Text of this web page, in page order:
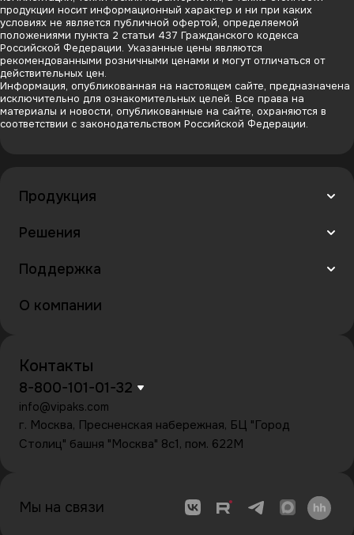
продукции носит информационный характер и ни при каких
условиях не является публичной офертой, определяемой
положениями пункта 2 статьи 437 Гражданского кодекса
Российской Федерации. Указанные цены являются
рекомендованными розничными ценами и могут отличаться от
действительных цен.
Информация, опубликованная на настоящем сайте, предназначена
исключительно для ознакомительных целей. Все права на
материалы и новости, опубликованные на сайте, охраняются в
соответствии с законодательством Российской Федерации.
Продукция
Решения
Поддержка
О компании
Контакты
8-800-101-01-32
info@vipaks.com
г. Москва, Пресненская набережная, БЦ "Город
Столиц" башня "Москва" 8с1, пом. 622М
Мы на связи